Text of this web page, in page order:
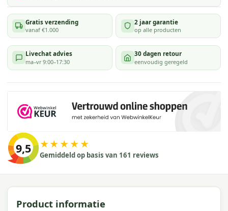
Gratis verzending
vanaf €1.000
2 jaar garantie
op alle producten
Livechat advies
ma–vr 9:00–17:30
30 dagen retour
eenvoudig geregeld
9,5 ★★★★★
Gemiddeld op basis van 161 reviews
Product informatie